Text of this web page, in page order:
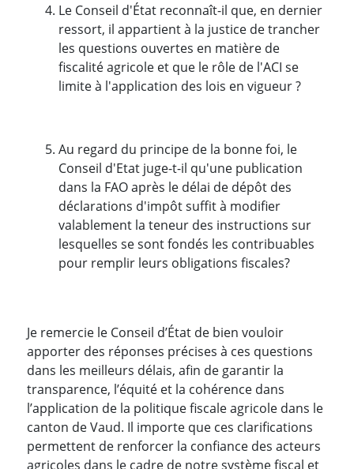
Le Conseil d'État reconnaît-il que, en dernier
ressort, il appartient à la justice de trancher
les questions ouvertes en matière de
fiscalité agricole et que le rôle de l'ACI se
limite à l'application des lois en vigueur ?
Au regard du principe de la bonne foi, le
Conseil d'Etat juge-t-il qu'une publication
dans la FAO après le délai de dépôt des
déclarations d'impôt suffit à modifier
valablement la teneur des instructions sur
lesquelles se sont fondés les contribuables
pour remplir leurs obligations fiscales?
Je remercie le Conseil d’État de bien vouloir
apporter des réponses précises à ces questions
dans les meilleurs délais, afin de garantir la
transparence, l’équité et la cohérence dans
l’application de la politique fiscale agricole dans le
canton de Vaud. Il importe que ces clarifications
permettent de renforcer la confiance des acteurs
agricoles dans le cadre de notre système fiscal et